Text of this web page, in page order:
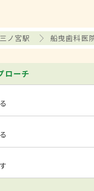
三ノ宮駅 船曳歯科医
ローチ